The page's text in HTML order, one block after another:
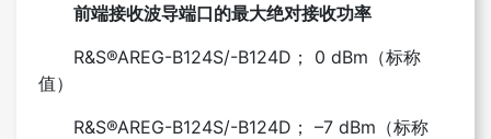
前端接收波导端口的最大绝对接收功率
R&S®AREG-B124S/-B124D； 0 dBm（标称
值）
R&S®AREG-B124S/-B124D； –7 dBm（标称